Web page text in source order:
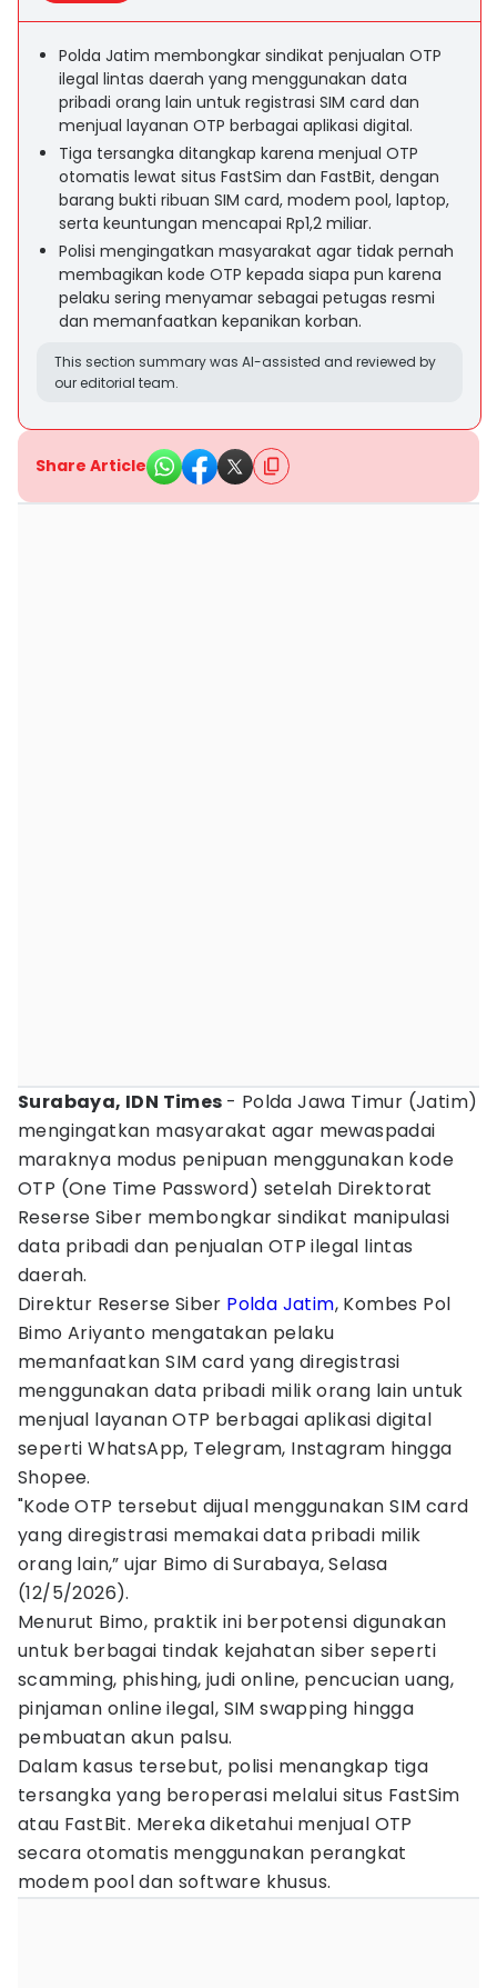
Polda Jatim membongkar sindikat penjualan OTP
ilegal lintas daerah yang menggunakan data
pribadi orang lain untuk registrasi SIM card dan
menjual layanan OTP berbagai aplikasi digital.
Tiga tersangka ditangkap karena menjual OTP
otomatis lewat situs FastSim dan FastBit, dengan
barang bukti ribuan SIM card, modem pool, laptop,
serta keuntungan mencapai Rp1,2 miliar.
Polisi mengingatkan masyarakat agar tidak pernah
membagikan kode OTP kepada siapa pun karena
pelaku sering menyamar sebagai petugas resmi
dan memanfaatkan kepanikan korban.
This section summary was AI-assisted and reviewed by
our editorial team.
Share Article
Surabaya, IDN Times - Polda Jawa Timur (Jatim)
mengingatkan masyarakat agar mewaspadai
maraknya modus penipuan menggunakan kode
OTP (One Time Password) setelah Direktorat
Reserse Siber membongkar sindikat manipulasi
data pribadi dan penjualan OTP ilegal lintas
daerah.
Direktur Reserse Siber Polda Jatim, Kombes Pol
Bimo Ariyanto mengatakan pelaku
memanfaatkan SIM card yang diregistrasi
menggunakan data pribadi milik orang lain untuk
menjual layanan OTP berbagai aplikasi digital
seperti WhatsApp, Telegram, Instagram hingga
Shopee.
"Kode OTP tersebut dijual menggunakan SIM card
yang diregistrasi memakai data pribadi milik
orang lain,” ujar Bimo di Surabaya, Selasa
(12/5/2026).
Menurut Bimo, praktik ini berpotensi digunakan
untuk berbagai tindak kejahatan siber seperti
scamming, phishing, judi online, pencucian uang,
pinjaman online ilegal, SIM swapping hingga
pembuatan akun palsu.
Dalam kasus tersebut, polisi menangkap tiga
tersangka yang beroperasi melalui situs FastSim
atau FastBit. Mereka diketahui menjual OTP
secara otomatis menggunakan perangkat
modem pool dan software khusus.